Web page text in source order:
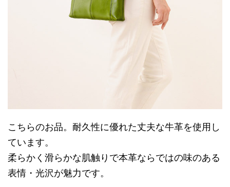
こちらのお品。耐久性に優れた丈夫な牛革を使用し
ています。
柔らかく滑らかな肌触りで本革ならではの味のある
表情・光沢が魅力です。